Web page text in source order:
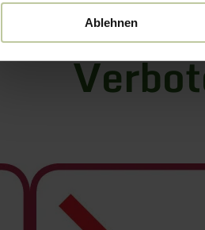
Ablehnen